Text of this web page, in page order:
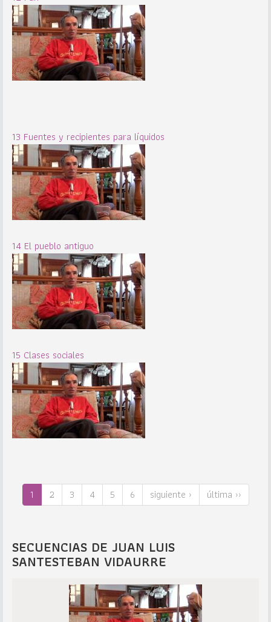
13 Fuentes y recipientes para líquidos
14 El pueblo antiguo
15 Clases sociales
1 2 3 4 5 6 siguiente › última ››
SECUENCIAS DE JUAN LUIS
SANTESTEBAN VIDAURRE